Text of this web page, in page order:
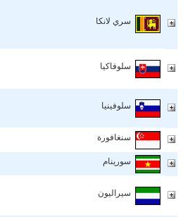
سري لانكا
سلوفاكيا
سلوفينيا
سنغافورة
سورينام
سيراليون